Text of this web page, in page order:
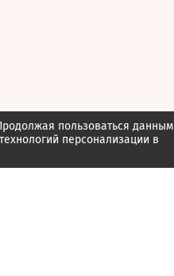
пользоваться данным
персонализации в